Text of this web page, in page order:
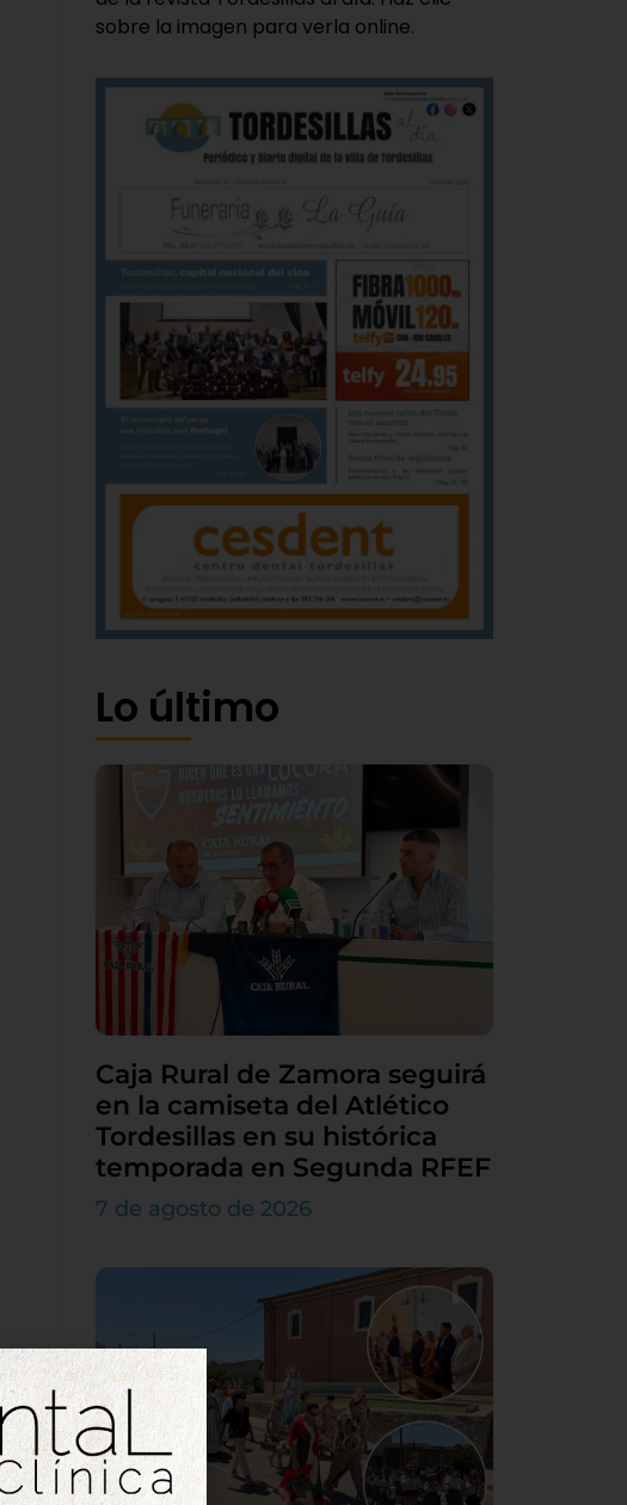
sobre la imagen para verla online.
Lo último
Caja Rural de Zamora seguirá
en la camiseta del Atlético
Tordesillas en su histórica
temporada en Segunda RFEF
7 de agosto de 2026